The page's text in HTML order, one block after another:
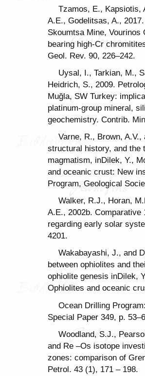
Tzamos, E., Kapsiotis,
A.E., Godelitsas, A.,
Skoumtsa Mine,
bearing high-Cr
Geol. Rev. 90, 226–242.
Uysal, I., Tarkian, M.,
Heidrich, S., 2009.
Muğla, SW Turkey:
platinum-group mineral,
geochemistry. Contrib.
Varne, R., Brown,
structural history, and the
magmatism, inDilek, Y.,
and oceanic crust: New
Program, Geological
Walker, R.J., Horan,
A.E., 2002b.
regarding early solar
4201.
Wakabayashi, J., and
between ophiolites and
ophiolite genesis inDilek,
Ophiolites and oceanic
Ocean Drilling
Special Paper 349, p.
Woodland, S.J.,
and Re –Os isotope
zones: comparison of
Petrol. 43 (1), 171 – 198.